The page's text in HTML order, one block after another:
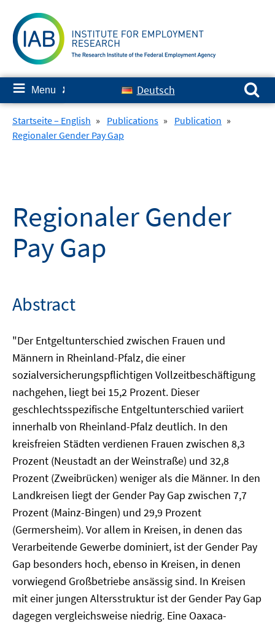
content
≡ Menu ✘ Deutsch
Search for:
Startseite – English » Publications » Publication »
Regionaler Gender Pay Gap
Regionaler Gender
Pay Gap
Abstract
"Der Entgeltunterschied zwischen Frauen und
Männern in Rheinland-Pfalz, die einer
sozialversicherungspflichtigen Vollzeitbeschäftigung
nachgehen, liegt bei 15,2 Prozent. Dieser
geschlechtsspezifische Entgeltunterschied variiert
innerhalb von Rheinland-Pfalz deutlich. In den
kreisfreien Städten verdienen Frauen zwischen 8,3
Prozent (Neustadt an der Weinstraße) und 32,8
Prozent (Zweibrücken) weniger als die Männer. In den
Landkreisen liegt der Gender Pay Gap zwischen 7,7
Prozent (Mainz-Bingen) und 29,9 Prozent
(Germersheim). Vor allem in Kreisen, in denen das
Verarbeitende Gewerbe dominiert, ist der Gender Pay
Gap besonders hoch, ebenso in Kreisen, in denen
vorwiegend Großbetriebe ansässig sind. In Kreisen
mit einer jungen Altersstruktur ist der Gender Pay Gap
dagegen vergleichsweise niedrig. Eine Oaxaca-